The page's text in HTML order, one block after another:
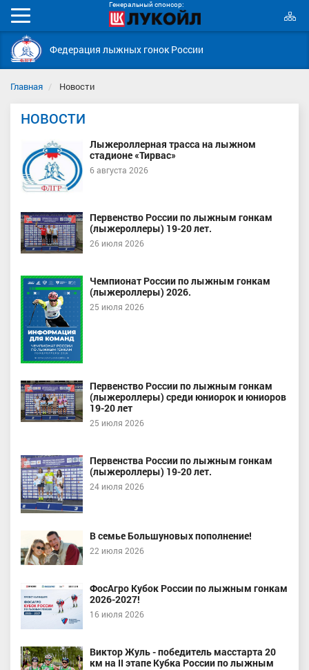
Генеральный спонсор:
Мобильное
меню
Федерация лыжных гонок России
Главная Новости
НОВОСТИ
Лыжероллерная трасса на лыжном
стадионе «Тирвас»
6 августа 2026
Первенство России по лыжным гонкам
(лыжероллеры) 19-20 лет.
26 июля 2026
Чемпионат России по лыжным гонкам
(лыжероллеры) 2026.
25 июля 2026
Первенство России по лыжным гонкам
(лыжероллеры) среди юниорок и юниоров
19-20 лет
25 июля 2026
Первенства России по лыжным гонкам
(лыжероллеры) 19-20 лет.
24 июля 2026
В семье Большуновых пополнение!
22 июля 2026
ФосАгро Кубок России по лыжным гонкам
2026-2027!
16 июля 2026
Виктор Жуль - победитель масстарта 20
км на II этапе Кубка России по лыжным